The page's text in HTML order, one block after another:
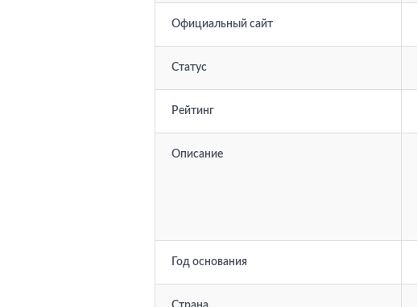
Официальный сайт
Статус
Рейтинг
Описание
Год основания